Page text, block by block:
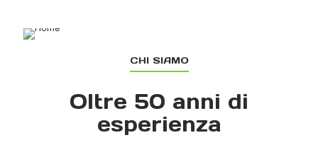
CHI SIAMO
Oltre 50 anni di
esperienza